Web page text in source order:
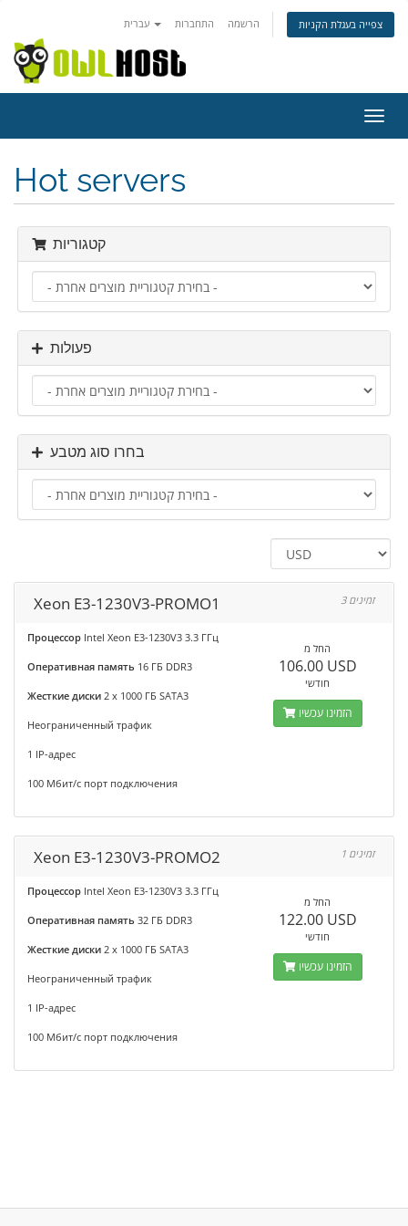
התחברות הרשמה צפייה בעגלת הקניות
ניווט
Hot servers
קטגוריות
פעולות
בחרו סוג מטבע
Xeon E3-1230V3-PROMO1 3 זמינים
Процессор Intel Xeon E3-1230V3 3.3 ГГц
Оперативная память 16 ГБ DDR3
Жесткие диски 2 x 1000 ГБ SATA3
Неограниченный трафик
1 IP-адрес
100 Мбит/с порт подключения
החל מ
106.00 USD
חודשי
הזמינו עכשיו
Xeon E3-1230V3-PROMO2 1 זמינים
Процессор Intel Xeon E3-1230V3 3.3 ГГц
Оперативная память 32 ГБ DDR3
Жесткие диски 2 x 1000 ГБ SATA3
Неограниченный трафик
1 IP-адрес
100 Мбит/с порт подключения
החל מ
122.00 USD
חודשי
הזמינו עכשיו